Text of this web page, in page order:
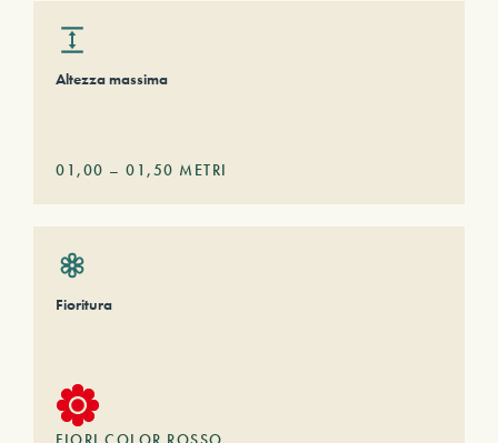
Altezza massima
01,00 – 01,50 METRI
Fioritura